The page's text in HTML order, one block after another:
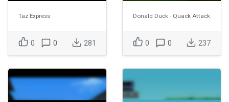
Taz Express
0 0 281
Donald Duck - Quack Attack
0 0 237